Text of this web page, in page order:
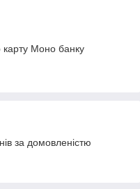
Моно банку
за домовленістю